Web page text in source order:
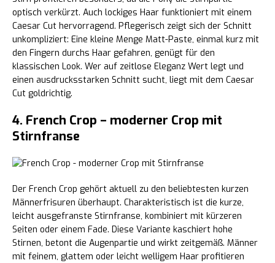
optisch verkürzt. Auch lockiges Haar funktioniert mit einem
Caesar Cut hervorragend. Pflegerisch zeigt sich der Schnitt
unkompliziert: Eine kleine Menge Matt-Paste, einmal kurz mit
den Fingern durchs Haar gefahren, genügt für den
klassischen Look. Wer auf zeitlose Eleganz Wert legt und
einen ausdrucksstarken Schnitt sucht, liegt mit dem Caesar
Cut goldrichtig.
4. French Crop – moderner Crop mit
Stirnfranse
Der French Crop gehört aktuell zu den beliebtesten kurzen
Männerfrisuren überhaupt. Charakteristisch ist die kurze,
leicht ausgefranste Stirnfranse, kombiniert mit kürzeren
Seiten oder einem Fade. Diese Variante kaschiert hohe
Stirnen, betont die Augenpartie und wirkt zeitgemäß. Männer
mit feinem, glattem oder leicht welligem Haar profitieren